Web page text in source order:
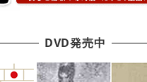
DVD発売中